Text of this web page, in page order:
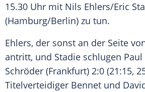
15.30 Uhr mit Nils Ehlers/Eric
(Hamburg/Berlin) zu tun.
Ehlers, der sonst an der Seite
antritt, und Stadie schlugen Paul
Schröder (Frankfurt) 2:0 (21:15,
Titelverteidiger Bennet und